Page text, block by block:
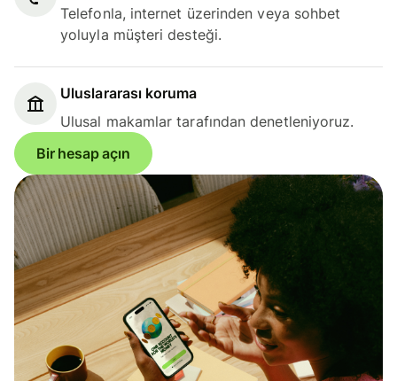
Telefonla, internet üzerinden veya sohbet
yoluyla müşteri desteği.
Uluslararası koruma
Ulusal makamlar tarafından denetleniyoruz.
Bir hesap açın